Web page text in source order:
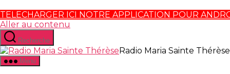
TELECHARGER ICI NOTRE APPLICATION POUR
Aller au contenu
Recherche
Radio Maria Sainte Thérèse
Menu